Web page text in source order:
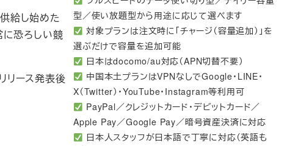
給し始めた
に恐ろしい競
リース発表後
型／使い放題型から用途に応じて選べます
対象プランは注文時に「チャージ（容量追加）」を
選ぶだけで容量を追加可能
日本はdocomo/au対応（APN切替不要）
中国本土プランはVPNなしでGoogle・LINE・
X（Twitter）・YouTube・Instagram等利用可
PayPal／クレジットカード・デビットカード／
Apple Pay／Google Pay／暗号資産決済に対応
日本人スタッフが日本語で丁寧に対応（英語も